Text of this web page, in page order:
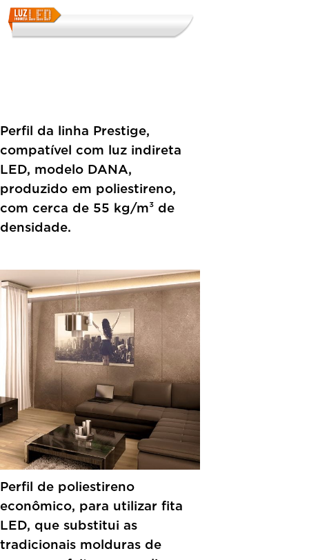
Perfil da linha Prestige,
compatível com luz indireta
LED, modelo DANA,
produzido em poliestireno,
com cerca de 55 kg/m³ de
densidade.
Perfil de poliestireno
econômico, para utilizar fita
LED, que substitui as
tradicionais molduras de